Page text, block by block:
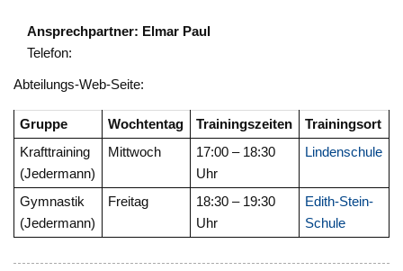
Ansprechpartner: Elmar Paul
Telefon:
Abteilungs-Web-Seite:
Gruppe Wochtentag Trainingszeiten
Trainingsort
Krafttraining
(Jedermann)
Mittwoch
17:00 – 18:30
Uhr
Lindenschule
Gymnastik
(Jedermann)
Freitag
18:30 – 19:30
Uhr
Edith-Stein-
Schule